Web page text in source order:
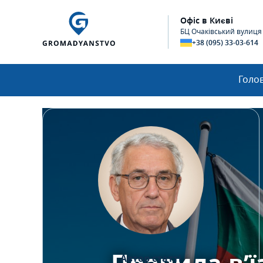
Офіс в Києві
БЦ Очаківський вулиця
+38 (095) 33-03-614
Автор статті